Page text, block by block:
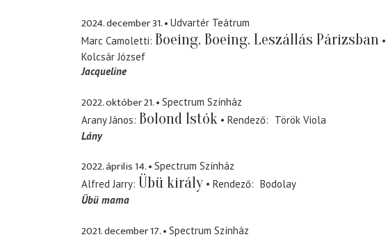
2024. december 31.
Udvartér Teátrum
Marc Camoletti Boeing. Boeing. Leszállás Párizsban
Kolcsár József
Jacqueline
2022. október 21.
Spectrum Színház
Arany János Bolond Istók Rendező
Török Viola
Lány
2022. április 14.
Spectrum Színház
Alfred Jarry Übü király Rendező
Bodolay
Übü mama
2021. december 17.
Spectrum Színház